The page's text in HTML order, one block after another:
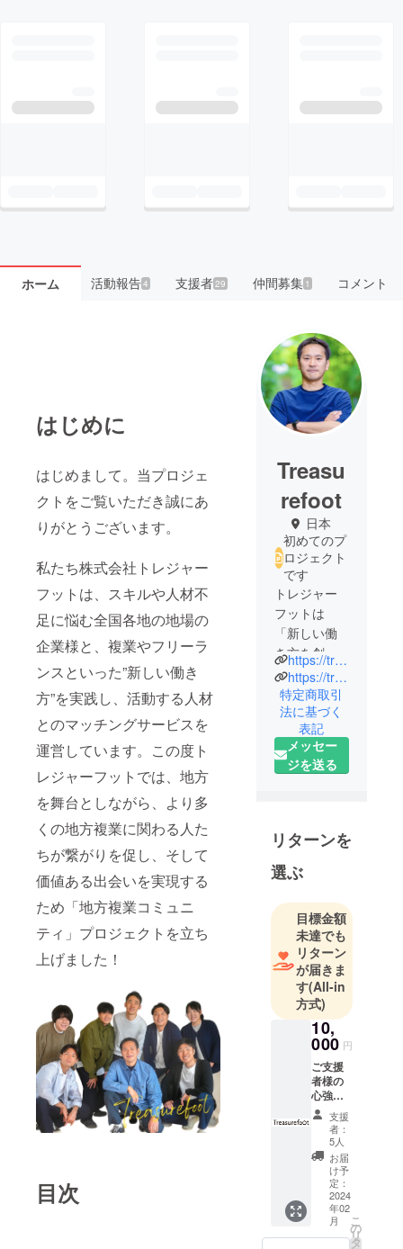
ホーム 活動報告4 支援者 29 仲間募集 1 コメント
はじめに
はじめまして。当プロジェ
クトをご覧いただき誠にあ
りがとうございます。
私たち株式会社トレジャー
フットは、スキルや人材不
足に悩む全国各地の地場の
企業様と、複業やフリーラ
ンスといった”新しい働き
方”を実践し、活動する人材
とのマッチングサービスを
運営しています。この度ト
レジャーフットでは、地方
を舞台としながら、より多
くの地方複業に関わる人た
ちが繋がりを促し、そして
価値ある出会いを実現する
ため「地方複業コミュニ
ティ」プロジェクトを立ち
上げました！
目次
Treasu
refoot
日本
初めてのプ
ロジェクト
です
トレジャー
フットは
「新しい働
き方を創造
し、地場産
業の発展に
貢献しま
す。」とい
うことをビ
ジョンに掲
複業、フ
リーラン
の方など多
様化する働
き方をいち
早く捉え、
プロジェク
トを作り、
その方々を
地場産業を
中心にマッ
チングし
て、業務提
携を行い、
価値を発揮
してきまし
国内で新し
https://treasurefoot.co.jp/
https://treasurefoot.com/
特定商取引
法に基づく
表記
メッセー
ジを送る
リターンを
選ぶ
目標金額
未達でも
リターン
が届きま
す(All-in
方式)
10,
000 円
ご支援
者様の
心強い
応援が
私たち
のコ
ミュニ
ティの
大きな
力にな
りま
す。 ご
支援者
支援
者：
5人
お届
け予
定：
2024
年02
月
こ
の
リ
タ